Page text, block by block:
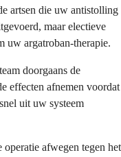
artsen die uw antistolling
maar electieve
uw argatroban-therapie.
doorgaans de
effecten afnemen voordat
uit uw systeem
afwegen tegen het